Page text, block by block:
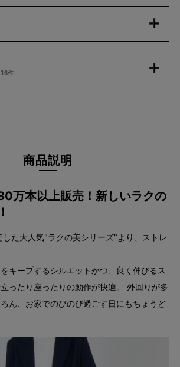
16件
商品説明
万本以上販売！新しいラクの
た大人気"ラクの美シリーズ"より、ストレ
キープするシルエットかつ、良く伸びるス
ったり座ったりの動作が快適。 外回りが多
ん、お家でのびのび過ごす日にもちょうど